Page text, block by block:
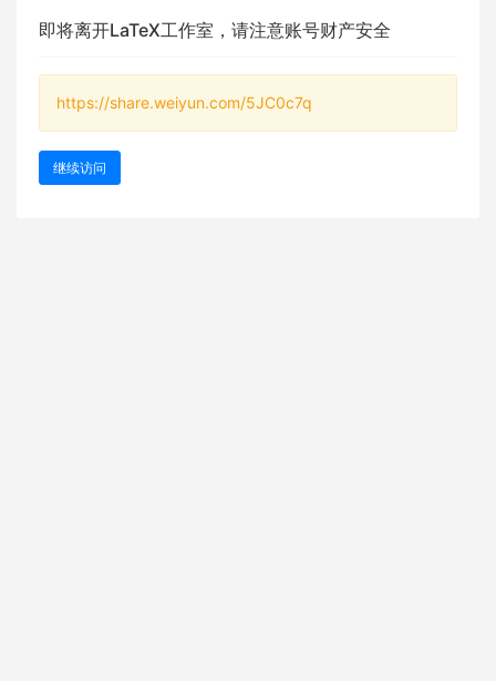
即将离开LaTeX工作室，请注意账号财产安全
https://share.weiyun.com/5JC0c7q
继续访问